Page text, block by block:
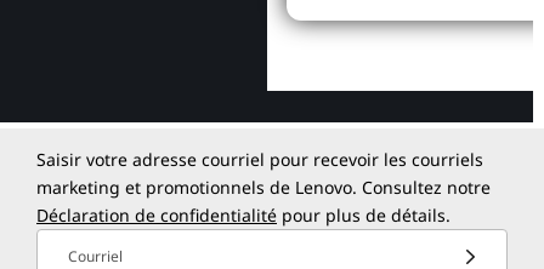
Saisir votre adresse courriel pour recevoir les courriels
marketing et promotionnels de Lenovo. Consultez notre
Déclaration de confidentialité pour plus de détails.
Courriel